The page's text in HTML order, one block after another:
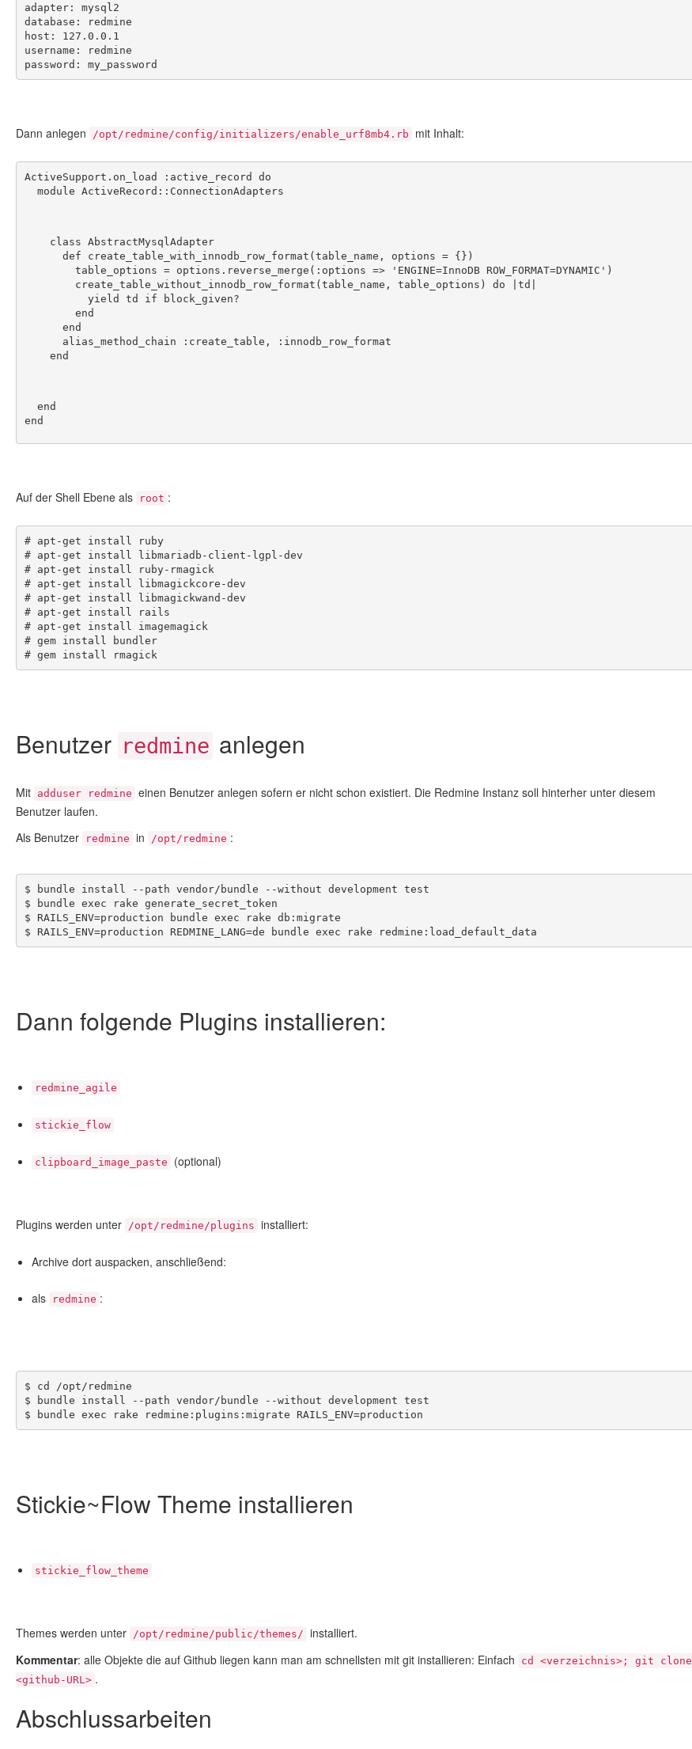
adapter: mysql2
database: redmine
host: 127.0.0.1
username: redmine
password: my_password
Dann anlegen /opt/redmine/config/initializers/enable_urf8mb4.rb mit Inhalt:
ActiveSupport.on_load :active_record do
  module ActiveRecord::ConnectionAdapters
    class AbstractMysqlAdapter
      def create_table_with_innodb_row_format(table_name, options = {})
        table_options = options.reverse_merge(:options => 'ENGINE=InnoDB ROW_FORMAT=DYNAMIC')
        create_table_without_innodb_row_format(table_name, table_options) do |td|
          yield td if block_given?
        end
      end
      alias_method_chain :create_table, :innodb_row_format
    end
  end
end
Auf der Shell Ebene als root :
# apt-get install ruby
# apt-get install libmariadb-client-lgpl-dev
# apt-get install ruby-rmagick
# apt-get install libmagickcore-dev
# apt-get install libmagickwand-dev
# apt-get install rails
# apt-get install imagemagick
# gem install bundler
# gem install rmagick
Benutzer redmine anlegen
Mit adduser redmine einen Benutzer anlegen sofern er nicht schon existiert. Die Redmine Instanz soll hinterher unter diesem
Benutzer laufen.
Als Benutzer
redmine in /opt/redmine :
$ bundle install --path vendor/bundle --without development test
$ bundle exec rake generate_secret_token
$ RAILS_ENV=production bundle exec rake db:migrate
$ RAILS_ENV=production REDMINE_LANG=de bundle exec rake redmine:load_default_data
Dann folgende Plugins installieren:
redmine_agile
stickie_flow
clipboard_image_paste (optional)
Plugins werden unter /opt/redmine/plugins installiert:
Archive dort auspacken, anschließend:
als redmine :
$ cd /opt/redmine
$ bundle install --path vendor/bundle --without development test
$ bundle exec rake redmine:plugins:migrate RAILS_ENV=production
Stickie~Flow Theme installieren
stickie_flow_theme
Themes werden unter /opt/redmine/public/themes/ installiert.
Kommentar: alle Objekte die auf Github liegen kann man am schnellsten mit git installieren: Einfach
cd <verzeichnis>; git clone
<github-URL> .
Abschlussarbeiten